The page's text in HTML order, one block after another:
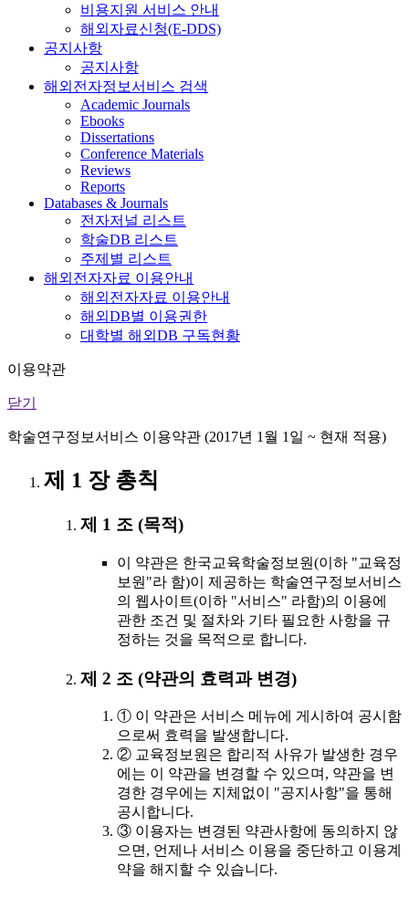
비용지원 서비스 안내
해외자료신청(E-DDS)
공지사항
공지사항
해외전자정보서비스 검색
Academic Journals
Ebooks
Dissertations
Conference Materials
Reviews
Reports
Databases & Journals
전자저널 리스트
학술DB 리스트
주제별 리스트
해외전자자료 이용안내
해외전자자료 이용안내
해외DB별 이용권한
대학별 해외DB 구독현황
이용약관
닫기
학술연구정보서비스 이용약관 (2017년 1월 1일 ~ 현재 적용)
제 1 장 총칙
제 1 조 (목적)
이 약관은 한국교육학술정보원(이하 "교육정
보원"라 함)이 제공하는 학술연구정보서비스
의 웹사이트(이하 "서비스" 라함)의 이용에
관한 조건 및 절차와 기타 필요한 사항을 규
정하는 것을 목적으로 합니다.
제 2 조 (약관의 효력과 변경)
① 이 약관은 서비스 메뉴에 게시하여 공시함
으로써 효력을 발생합니다.
② 교육정보원은 합리적 사유가 발생한 경우
에는 이 약관을 변경할 수 있으며, 약관을 변
경한 경우에는 지체없이 "공지사항"을 통해
공시합니다.
③ 이용자는 변경된 약관사항에 동의하지 않
으면, 언제나 서비스 이용을 중단하고 이용계
약을 해지할 수 있습니다.